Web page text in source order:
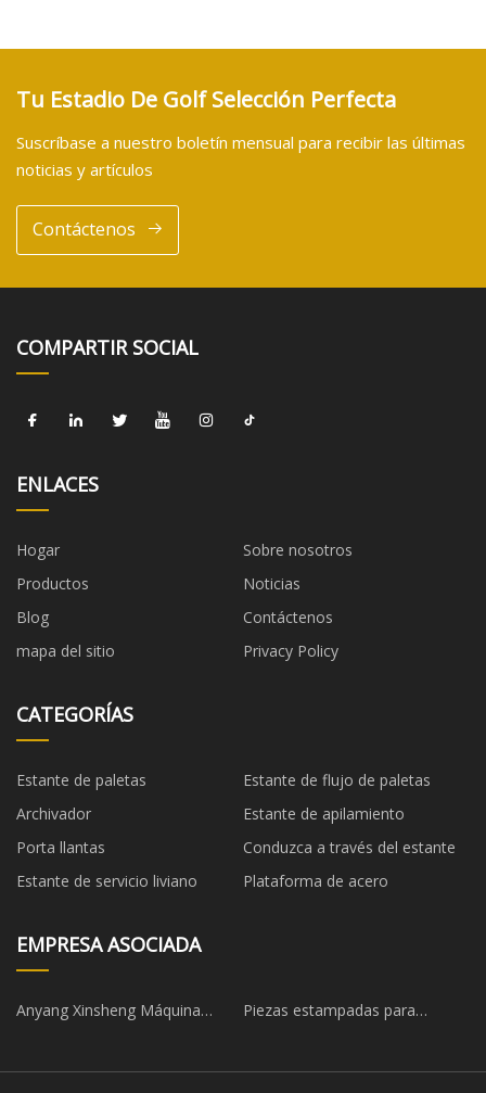
Tu Estadio De Golf Selección Perfecta
Suscríbase a nuestro boletín mensual para recibir las últimas
noticias y artículos
Contáctenos
COMPARTIR SOCIAL
ENLACES
Hogar
Sobre nosotros
Productos
Noticias
Blog
Contáctenos
mapa del sitio
Privacy Policy
CATEGORÍAS
Estante de paletas
Estante de flujo de paletas
Archivador
Estante de apilamiento
Porta llantas
Conduzca a través del estante
Estante de servicio liviano
Plataforma de acero
EMPRESA ASOCIADA
Anyang Xinsheng Máquina
Piezas estampadas para